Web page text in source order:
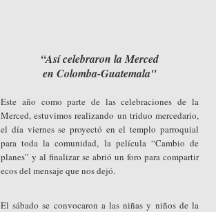
“Así celebraron la Merced
en Colomba-Guatemala"
Este año como parte de las celebraciones de la
Merced, estuvimos realizando un triduo mercedario,
el día viernes se proyectó en el templo parroquial
para toda la comunidad, la película “Cambio de
planes” y al finalizar se abrió un foro para compartir
ecos del mensaje que nos dejó.
El sábado se convocaron a las niñas y niños de la